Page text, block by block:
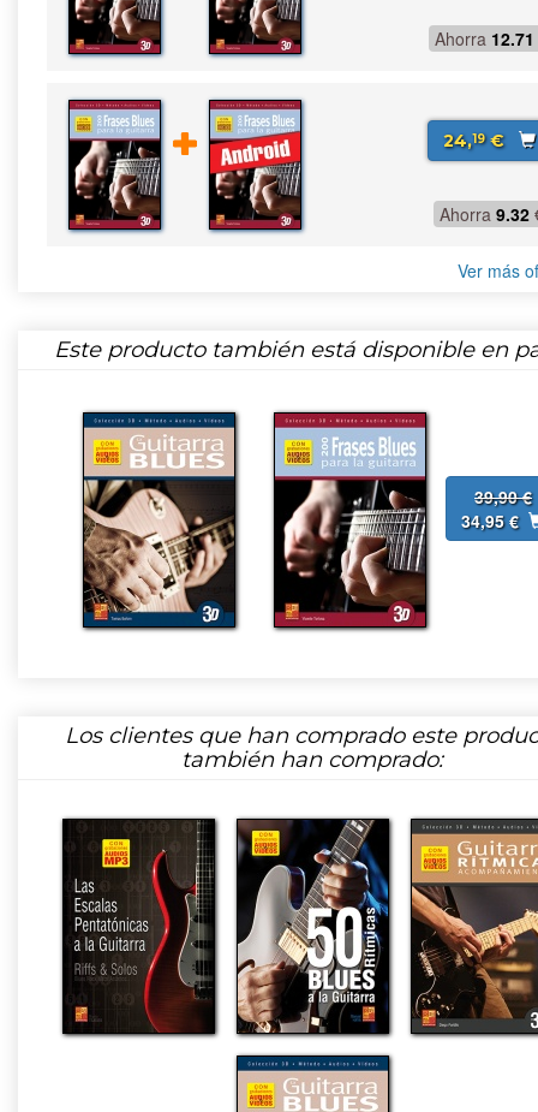
Ahorra 12.71
24,19€
Ahorra 9.32
Ver más
Este producto también está disponible en
39,90 €
34,95 €
Los clientes que han comprado este
también han comprado: